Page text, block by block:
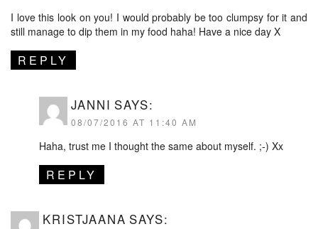
I love this look on you! I would probably be too clumpsy for it and
still manage to dip them in my food haha! Have a nice day X
REPLY
JANNI SAYS:
08/07/2016 AT 11:40 AM
Haha, trust me I thought the same about myself. ;-) Xx
REPLY
KRISTJAANA SAYS: